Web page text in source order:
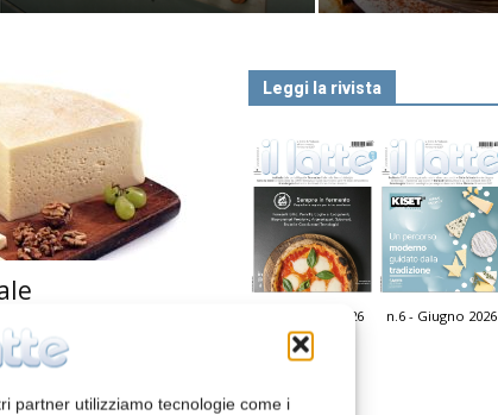
partner utilizziamo tecnologie come i
Leggi la rivista
n.7 - Luglio 2026 n.6 - Giugno 2026
Edicola Web